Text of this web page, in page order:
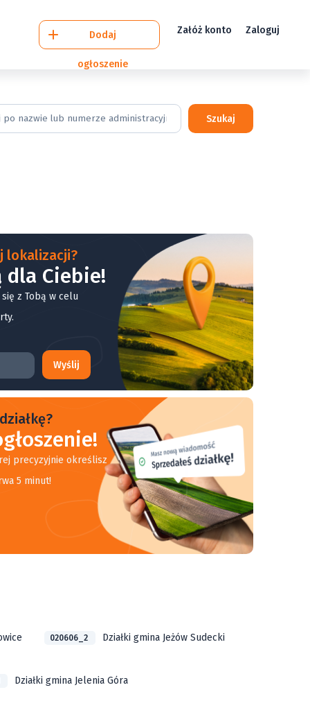
Dodaj
ogłoszenie
Załóż konto Zaloguj
Szukaj
lokalizacji?
dla Ciebie!
z Tobą w celu
Wyślij
precyzyjnie określisz
5 minut!
020606_2 Działki gmina Jeżów Sudecki
Działki gmina Jelenia Góra